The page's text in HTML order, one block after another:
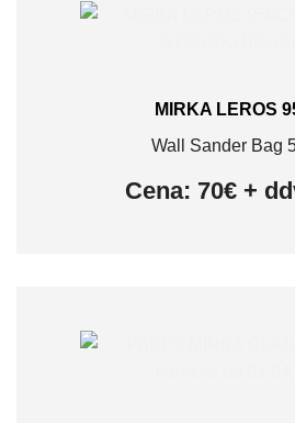
MIRKA LEROS
Wall Sander Bag
Cena: 70€ +